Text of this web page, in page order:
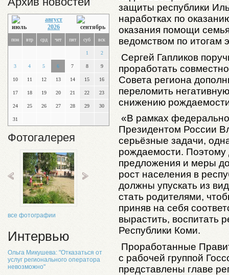
август
2026
пон втр срд чет пят суб вск
1 2
3 4 5 6 7 8 9
10 11 12 13 14 15 16
17 18 19 20 21 22 23
24 25 26 27 28 29 30
31
Фотогалерея
все фотографии
Интервью
Ольга Микушева: "Отказаться от
услуг регионального оператора
невозможно"
защиты республики
наработках по
оказания помощи
ведомством по итогам
Сергей Гапликов
проработать
Совета региона
переломить
снижению
«В рамках
Президентом России
серьёзные задачи,
рождаемости.
предложения и меры
рост населения в
должны упускать из
стать родителями,
приняв на себя
вырастить, воспитать
Республики Коми.
Проработанные
с рабочей группой
представлены главе